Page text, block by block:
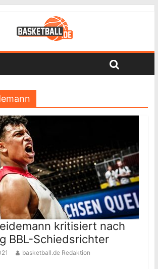
kritisiert nach
BBL-Schiedsrichter
basketball.de Redaktion